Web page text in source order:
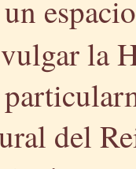
un
la
del